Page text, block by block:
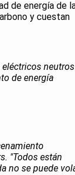
de energía de
y cuestan
eléctricos neutros
de energía
"Todos están
no se puede